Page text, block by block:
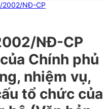
2002/NĐ-CP
NĐ-CP
Chính phủ
nhiệm vụ,
tổ chức của